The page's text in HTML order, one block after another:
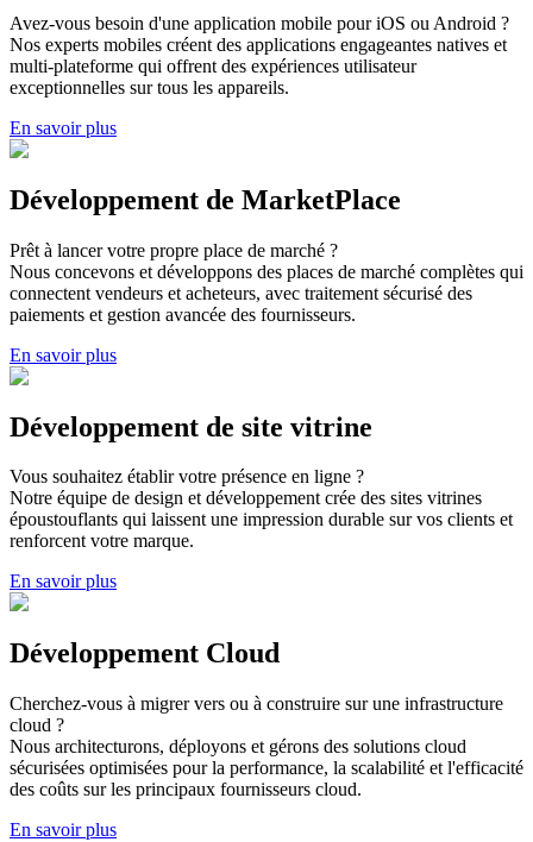
Avez-vous besoin d'une application mobile pour iOS ou Android ?
Nos experts mobiles créent des applications engageantes natives et
multi-plateforme qui offrent des expériences utilisateur
exceptionnelles sur tous les appareils.
En savoir plus
Développement de MarketPlace
Prêt à lancer votre propre place de marché ?
Nous concevons et développons des places de marché complètes qui
connectent vendeurs et acheteurs, avec traitement sécurisé des
paiements et gestion avancée des fournisseurs.
En savoir plus
Développement de site vitrine
Vous souhaitez établir votre présence en ligne ?
Notre équipe de design et développement crée des sites vitrines
époustouflants qui laissent une impression durable sur vos clients et
renforcent votre marque.
En savoir plus
Développement Cloud
Cherchez-vous à migrer vers ou à construire sur une infrastructure
cloud ?
Nous architecturons, déployons et gérons des solutions cloud
sécurisées optimisées pour la performance, la scalabilité et l'efficacité
des coûts sur les principaux fournisseurs cloud.
En savoir plus